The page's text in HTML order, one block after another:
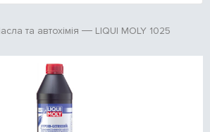
та автохімія LIQUI MOLY 1025